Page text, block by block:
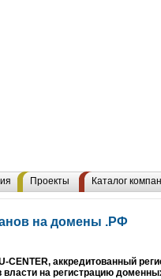
Проекты Каталог
на домены .РФ
аккредитованный
на регистрацию